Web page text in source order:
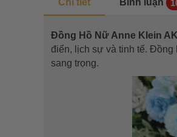
Chi tiết Bình luận
Đồng Hồ Nữ Anne Klein
điển, lịch sự và tinh tế.
sang trọng.